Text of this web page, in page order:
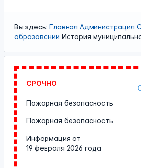
Вы здесь: Главная Администрация
образовании История
СРОЧНО
Пожарная безопасность
Пожарная безопасность
Информация от
19 февраля 2026 года